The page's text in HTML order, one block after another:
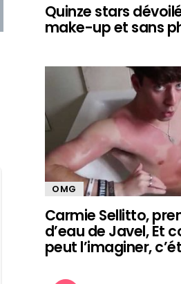
Quinze stars
make-up et sans
OMG
Carmie Sellitto,
d’eau de Javel, Et
peut l’imaginer,